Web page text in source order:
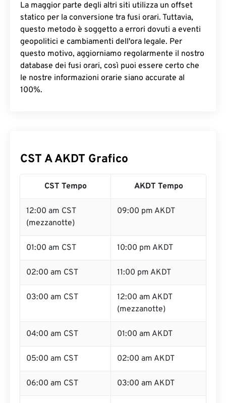
La maggior parte degli altri siti utilizza un offset
statico per la conversione tra fusi orari. Tuttavia,
questo metodo è soggetto a errori dovuti a eventi
geopolitici e cambiamenti dell'ora legale. Per
questo motivo, aggiorniamo regolarmente il nostro
database dei fusi orari, così puoi essere certo che
le nostre informazioni orarie siano accurate al
100%.
CST A AKDT Grafico
CST Tempo AKDT Tempo
12:00 am CST
(mezzanotte)
09:00 pm AKDT
01:00 am CST 10:00 pm AKDT
02:00 am CST 11:00 pm AKDT
03:00 am CST
12:00 am AKDT
(mezzanotte)
04:00 am CST 01:00 am AKDT
05:00 am CST 02:00 am AKDT
06:00 am CST 03:00 am AKDT